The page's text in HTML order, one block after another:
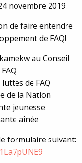
novembre 2019.
de faire entendre
de FAQ!
au Conseil
de FAQ
de la Nation
jeunesse
aînée
formulaire suivant: